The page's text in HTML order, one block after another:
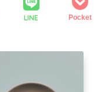
LINE Pocket